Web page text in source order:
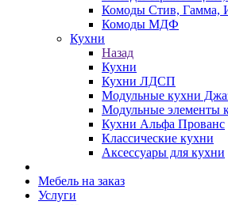
Комоды Стив, Гамма,
Комоды МДФ
Кухни
Назад
Кухни
Кухни ЛДСП
Модульные кухни
Модульные элементы
Кухни Альфа Прованс
Классические кухни
Аксессуары для кухни
Мебель на заказ
Услуги